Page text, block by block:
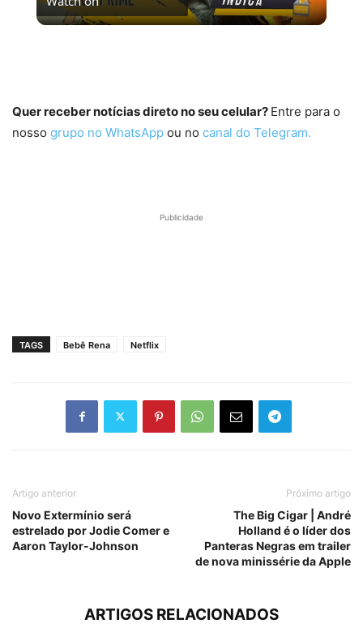
Video
Quer receber notícias direto no seu celular? Entre para o
nosso grupo no WhatsApp ou no canal do Telegram.
Publicidade
TAGS Bebê Rena Netflix
Artigo anterior
Novo Extermínio será
estrelado por Jodie Comer e
Aaron Taylor-Johnson
Próximo artigo
The Big Cigar | André
Holland é o líder dos
Panteras Negras em trailer
de nova minissérie da Apple
ARTIGOS RELACIONADOS